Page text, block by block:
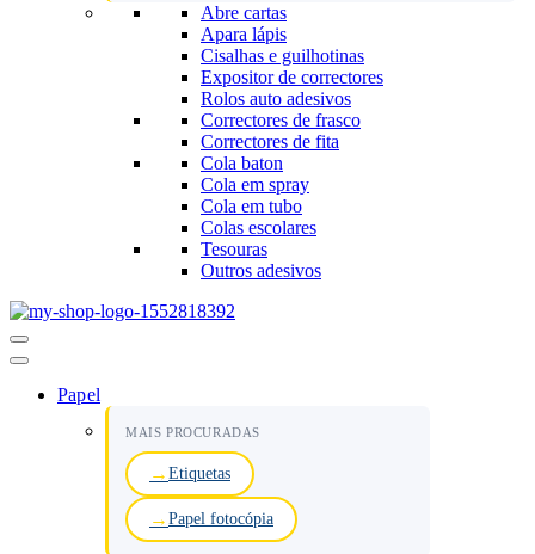
Abre cartas
Apara lápis
Cisalhas e guilhotinas
Expositor de correctores
Rolos auto adesivos
Correctores de frasco
Correctores de fita
Cola baton
Cola em spray
Cola em tubo
Colas escolares
Tesouras
Outros adesivos
Menu
de
Papel
MAIS PROCURADAS
Etiquetas
Papel fotocópia